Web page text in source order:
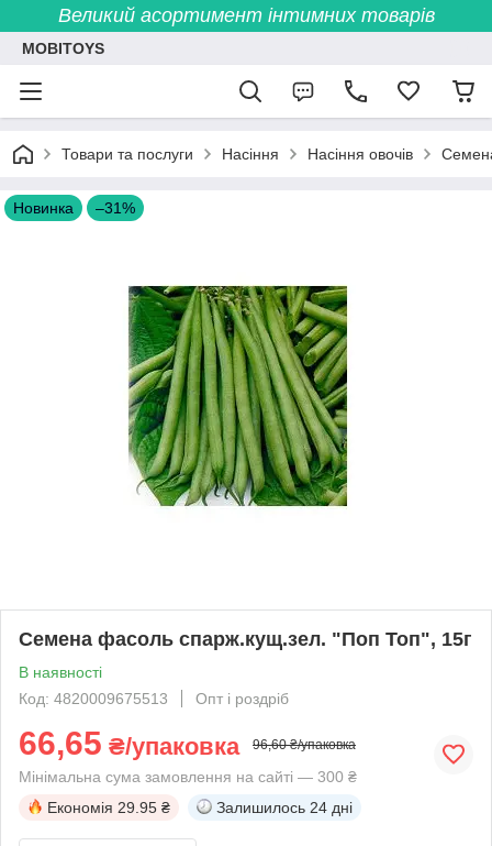
Великий асортимент інтимних товарів
MOBITOYS
Товари та послуги Насіння Насіння овочів
Новинка –31%
Семена фасоль спарж.кущ.зел. "Поп Топ", 15г
В наявності
Код: 4820009675513
Опт і роздріб
66,65 ₴/упаковка 96,60 ₴/упаковка
Мінімальна сума замовлення на сайті — 300 ₴
Економія 29.95 ₴ Залишилось 24 дні